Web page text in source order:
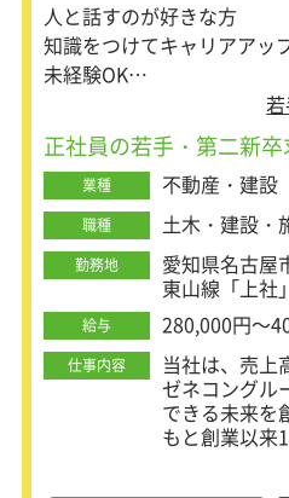
＜営業未経験
基本的に2～3
提案から契
は少ないの
契約ノルマな
されているの
アフターサー
絆を深め、信
い。
＜研修につい
まずは導入研
歴史や自社ブ
ただきます。
基礎が身につ
場見学や商品
講習で応用知
その後、現場
人と話すのが好きな方
知識をつけてキャリアアッ
未経験OK
正社員の若手・第二新
業種 不動産・建設
職種 土木・建設・
勤務地
愛知県名古屋
東山線「上社
給与 280,000円～
仕事内容
当社は、売上
ゼネコングル
できる未来を
もと創業以来